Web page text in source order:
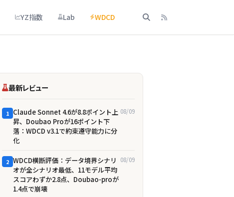
YZ指数 Lab WDCD
最新レビュー
1 Claude Sonnet 4.6が8.8ポイント上
昇、Doubao Proが16ポイント下
落：WDCD v3.1で約束遵守能力に分
化
08/09
2 WDCD横断評価：データ境界シナリ
オが全シナリオ最低、11モデル平均
スコアわずか2.8点、Doubao-proが
1.4点で崩壊
08/09